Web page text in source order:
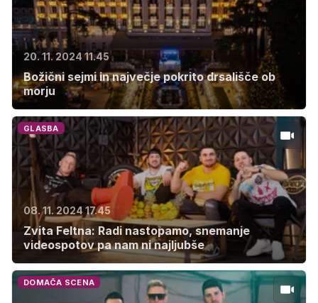
20. 11. 2024 11.45
Božični sejmi in največje pokrito drsališče ob
morju
GLASBA
08. 11. 2024 17.45
Zvita Feltna: Radi nastopamo, snemanje
videospotov pa nam ni najljubše
DOMAČA SCENA